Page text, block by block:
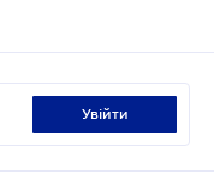
увійти